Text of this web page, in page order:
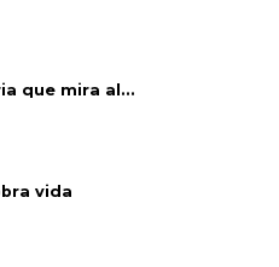
que mira al...
vida